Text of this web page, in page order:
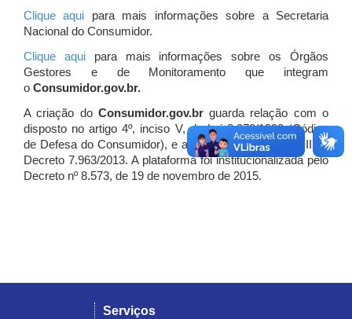
Clique aqui para mais informações sobre a Secretaria
Nacional do Consumidor.
Clique aquipara mais informações sobre os Órgãos
Gestores e de Monitoramento que integram
o Consumidor.gov.br.
A criação do Consumidor.gov.brguarda relação com o
disposto no artigo 4º, inciso V, da Lei 8.078/1990 (Código
de Defesa do Consumidor), e artigo 7º, incisos I, II e III do
Decreto 7.963/2013. A plataforma foi institucionalizada pelo
Decreto nº 8.573, de 19 de novembro de 2015.
Serviços